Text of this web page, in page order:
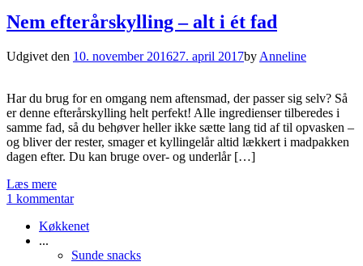
Nem efterårskylling – alt i ét fad
Udgivet den 10. november 201627. april 2017by Anneline
Har du brug for en omgang nem aftensmad, der passer sig selv? Så
er denne efterårskylling helt perfekt! Alle ingredienser tilberedes i
samme fad, så du behøver heller ikke sætte lang tid af til opvasken –
og bliver der rester, smager et kyllingelår altid lækkert i madpakken
dagen efter. Du kan bruge over- og underlår […]
Læs mere
1 kommentar
Køkkenet
...
Sunde snacks